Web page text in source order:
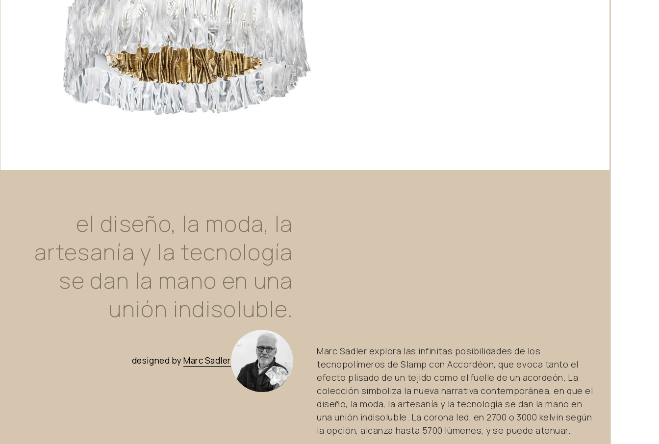
el diseño, la moda, la
artesanía y la tecnología
se dan la mano en una
unión indisoluble.
designed byMarcSadler
Marc Sadler explora las infinitas posibilidades de los
tecnopolímeros de Slamp con Accordéon, que evoca tanto el
efecto plisado de un tejido como el fuelle de un acordeón. La
colección simboliza la nueva narrativa contemporánea, en que el
diseño, la moda, la artesanía y la tecnología se dan la mano en
una unión indisoluble. La corona led, en 2700 o 3000 kelvin según
la opción, alcanza hasta 5700 lúmenes, y se puede atenuar.